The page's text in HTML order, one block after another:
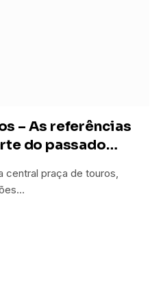
– As referências
do passado…
central praça de touros,